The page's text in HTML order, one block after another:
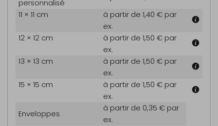
personnalisé
11 × 11 cm
à partir de 1,40 € par
ex.
12 × 12 cm
à partir de 1,50 € par
ex.
13 × 13 cm
à partir de 1,50 € par
ex.
15 × 15 cm
à partir de 1,50 € par
ex.
Enveloppes
à partir de 0,35 € par
ex.